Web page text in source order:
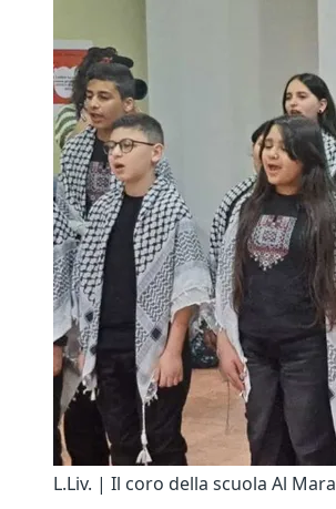
L.Liv. | Il coro della scuola Al